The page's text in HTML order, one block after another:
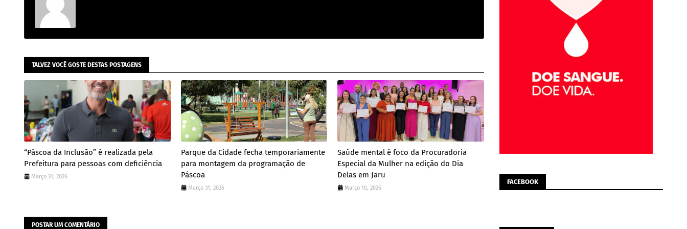
TALVEZ VOCÊ GOSTE DESTAS POSTAGENS
“Páscoa da Inclusão” é realizada pela
Prefeitura para pessoas com deficiência
Março 31, 2026
Parque da Cidade fecha temporariamente
para montagem da programação de
Páscoa
Março 31, 2026
Saúde mental é foco da Procuradoria
Especial da Mulher na edição do Dia
Delas em Jaru
Março 10, 2026
POSTAR UM COMENTÁRIO
FACEBOOK